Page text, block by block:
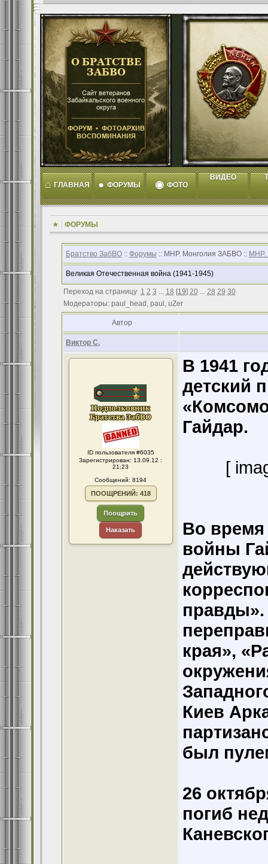
⌂ ГЛАВНАЯ ● ФОРУМЫ ◉ ФОТО
ВИДЕО
ФОРУМЫ
Братство ЗабВО:: Форумы :: МНР. Монголия ЗАБВО :: МНР.
Великая Отечественная война (1941-1945)
Переход на страницу 1 2 3 ... 18 [19] 20 ... 28 29 30
Модераторы: paul_head, paul, uZer
Автор
Виктор С.
ID пользователя #6035
Зарегистрирован: 13.09.12 :
21:23
Сообщений: 8194
ПООЩРЕНИЙ: 418
Поощрить
Наказать
В 1941
детский
Гайдар.
[
Во время
войны
правды».
края»,
Киев
был
26
погиб